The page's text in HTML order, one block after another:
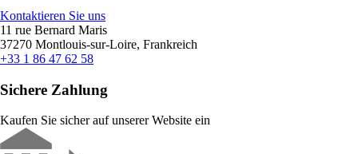
Kontaktieren Sie uns
11 rue Bernard Maris
37270 Montlouis-sur-Loire, Frankreich
+33 1 86 47 62 58
Sichere Zahlung
Kaufen Sie sicher auf unserer Website ein